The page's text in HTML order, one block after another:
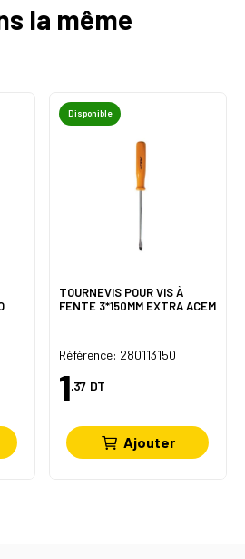
la même
Disponible
TOURNEVIS POUR VIS À
FENTE 3*150MM EXTRA ACEM
Référence: 280113150
1,37 DT
Ajouter